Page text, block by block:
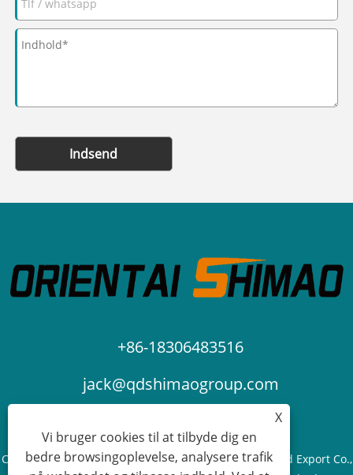
Indsend
+86-18306483516
jack@qdshimaogroup.com
Copyright © 2023 Qingdao Oriental Shimao Import and Export Co.,
X
Vi bruger cookies til at tilbyde dig en
bedre browsingoplevelse, analysere trafik